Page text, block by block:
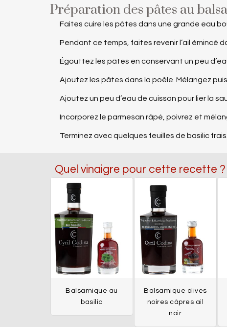
Préparation des pâtes au
Faites cuire les pâtes dans une grande eau
Pendant ce temps, faites revenir l’ail émincé
Égouttez les pâtes en conservant un peu
Ajoutez les pâtes dans la poêle. Mélangez
Ajoutez un peu d’eau de cuisson pour lier la
Incorporez le parmesan râpé, poivrez et
Terminez avec quelques feuilles de basilic
Quel vinaigre pour cette recette ?
Balsamique au
basilic
Balsamique olives
noires câpres ail
noir